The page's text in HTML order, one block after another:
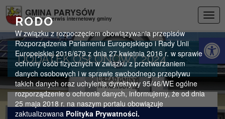
RODO
W związku z rozpoczęciem obowiązywania przepisów
Rozporządzenia Parlamentu Europejskiego i Rady Unii
Europejskiej 2016/679 z dnia 27 kwietnia 2016 r. w sprawie
ochrony osób fizycznych w związku z przetwarzaniem
danych osobowych i w sprawie swobodnego przepływu
takich danych oraz uchylenia dyrektywy 95/46/WE ogólne
rozporządzenie o ochronie danych, informujemy, że od dnia
25 maja 2018 r. na naszym portalu obowiązuje
zaktualizowana Polityka Prywatności.
GMINA PARYSÓW
Oficjalny serwis internetowy gminy
DODATEK OSŁONOWY 2024